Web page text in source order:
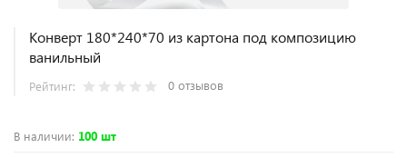
Конверт 180*240*70 из картона под композицию
ванильный
Рейтинг: 0 отзывов
В наличии: 100 шт